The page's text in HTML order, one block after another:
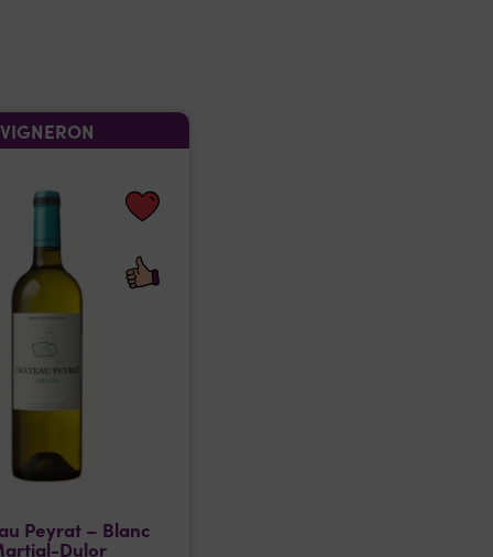
VIGNERON
Peyrat – Blanc
Dulor